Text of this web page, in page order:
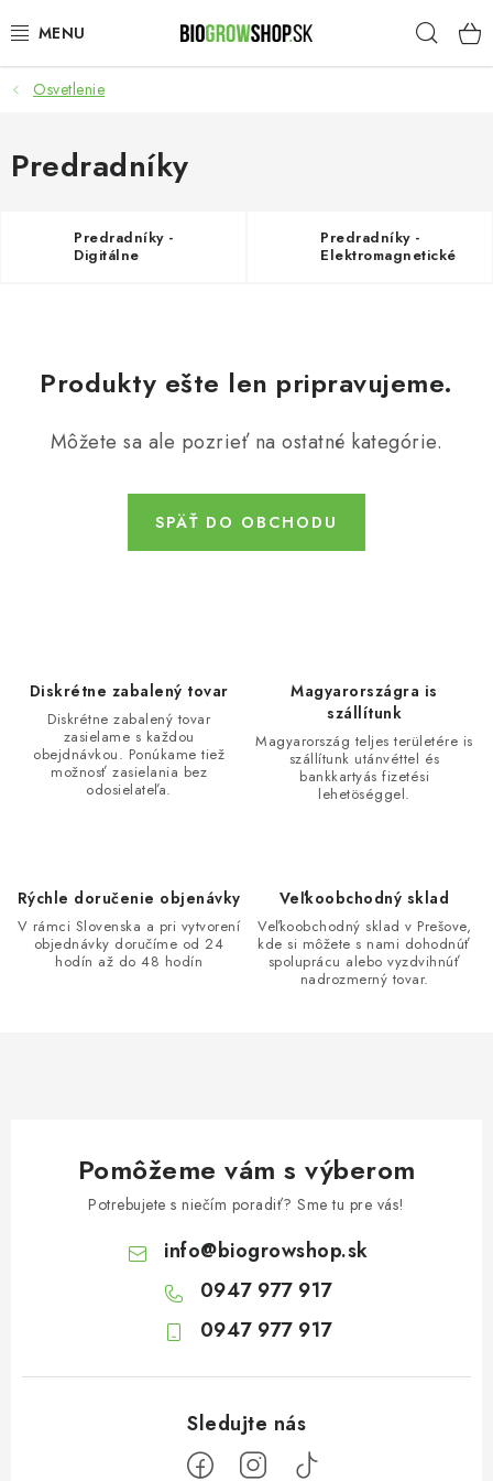
na
PESTOVANIE
HEADSHOP
NOVINKY
50% ZĽAVA NA SEMENÁ
O nás
Platba a dodanie
Veľkoobchod
Formulár na odstúpenie od zmluvy
Osvetlenie
Predradníky
Predradníky -
Digitálne
Predradníky -
Elektromagnetické
Produkty ešte len pripravujeme.
Môžete sa ale pozrieť na ostatné kategórie.
SPÄŤ DO OBCHODU
Diskrétne zabalený tovar
Diskrétne zabalený tovar
zasielame s každou
obejdnávkou. Ponúkame tiež
možnosť zasielania bez
odosielateľa.
Magyarországra is
szállítunk
Magyarország teljes területére is
szállítunk utánvéttel és
bankkartyás fizetési
lehetöséggel.
Rýchle doručenie objenávky
V rámci Slovenska a pri vytvorení
objednávky doručíme od 24
hodín až do 48 hodín
Veľkoobchodný sklad
Veľkoobchodný sklad v Prešove,
kde si môžete s nami dohodnúť
spoluprácu alebo vyzdvihnúť
nadrozmerný tovar.
Pomôžeme vám s výberom
Potrebujete s niečím poradiť? Sme tu pre vás!
info@biogrowshop.sk
0947 977 917
0947 977 917